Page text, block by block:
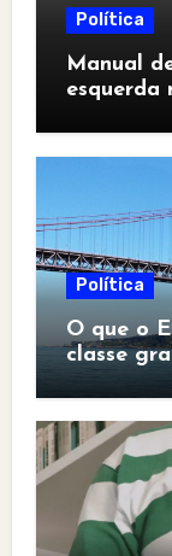
Política
Manual
esquerda
Política
O que o
classe